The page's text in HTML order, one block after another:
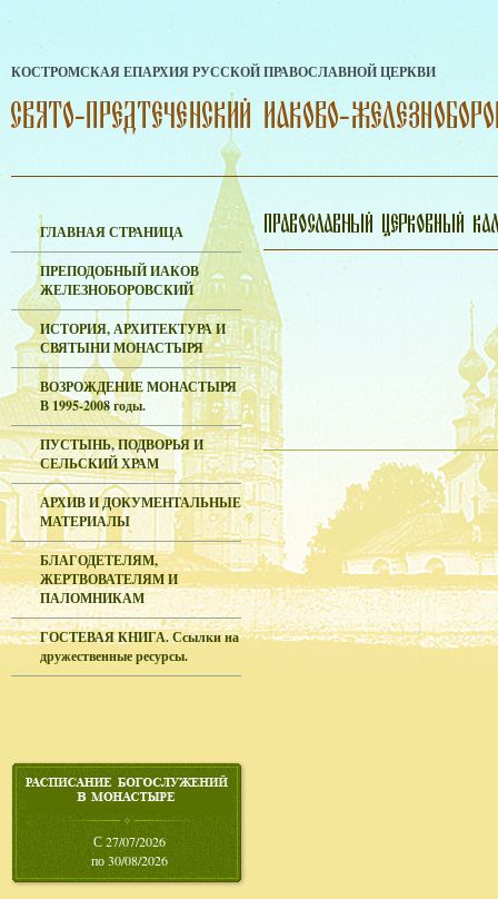
КОСТРОМСКАЯ ЕПАРХИЯ РУССКОЙ ПРАВОСЛАВНОЙ ЦЕРКВИ
ГЛАВНАЯ СТРАНИЦА
ПРЕПОДОБНЫЙ ИАКОВ
ЖЕЛЕЗНОБОРОВСКИЙ
ИСТОРИЯ, АРХИТЕКТУРА И
СВЯТЫНИ МОНАСТЫРЯ
ВОЗРОЖДЕНИЕ МОНАСТЫРЯ
В 1995-2008 годы.
ПУСТЫНЬ, ПОДВОРЬЯ И
СЕЛЬСКИЙ ХРАМ
АРХИВ И ДОКУМЕНТАЛЬНЫЕ
МАТЕРИАЛЫ
БЛАГОДЕТЕЛЯМ,
ЖЕРТВОВАТЕЛЯМ И
ПАЛОМНИКАМ
ГОСТЕВАЯ КНИГА. Ссылки на
дружественные ресурсы.
С 27/07/2026
по 30/08/2026